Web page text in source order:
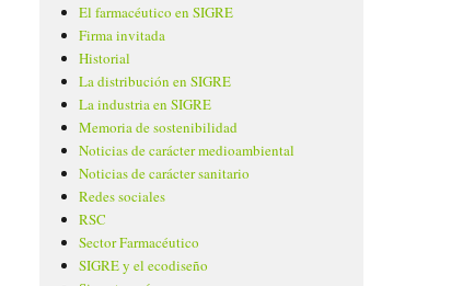
El farmacéutico en SIGRE
Firma invitada
Historial
La distribución en SIGRE
La industria en SIGRE
Memoria de sostenibilidad
Noticias de carácter medioambiental
Noticias de carácter sanitario
Redes sociales
RSC
Sector Farmacéutico
SIGRE y el ecodiseño